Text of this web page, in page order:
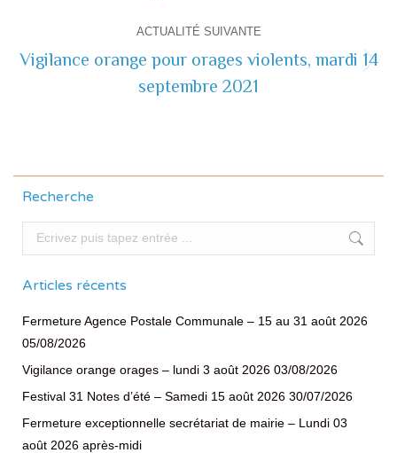
commentaireACTUALITÉ SUIVANTE
Actualité
suivante
Vigilance orange pour orages violents, mardi 14
septembre 2021
Recherche
Recherche
Articles récents
Fermeture Agence Postale Communale – 15 au 31 août 2026
05/08/2026
Vigilance orange orages – lundi 3 août 2026 03/08/2026
Festival 31 Notes d’été – Samedi 15 août 2026 30/07/2026
Fermeture exceptionnelle secrétariat de mairie – Lundi 03
août 2026 après-midi